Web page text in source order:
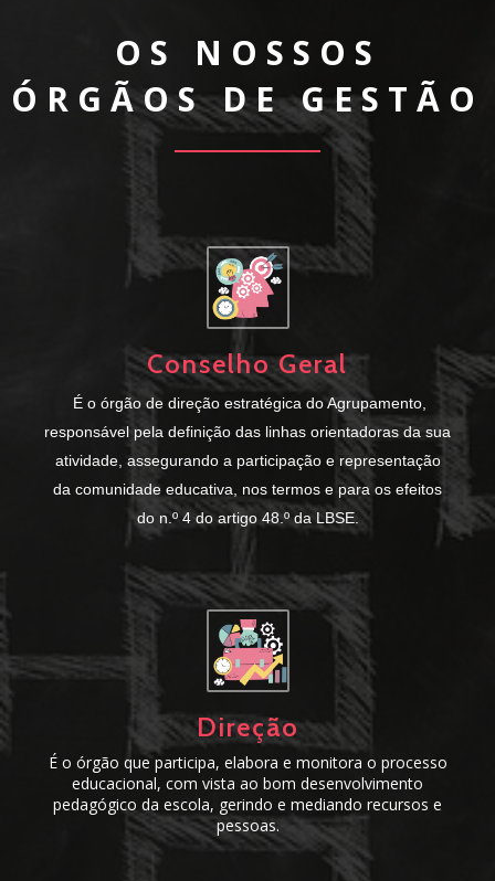
OS NOSSOS
ÓRGÃOS DE GESTÃO
Conselho Geral
É o órgão de direção estratégica do Agrupamento,
responsável pela definição das linhas orientadoras da sua
atividade, assegurando a participação e representação
da comunidade educativa, nos termos e para os efeitos
do n.º 4 do artigo 48.º da LBSE.
Direção
É o órgão que participa, elabora e monitora o processo
educacional, com vista ao bom desenvolvimento
pedagógico da escola, gerindo e mediando recursos e
pessoas.